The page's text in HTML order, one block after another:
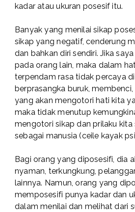
kadar atau ukuran posesif itu.
Banyak yang menilai sikap
sikap yang negatif, cenderung
dan bahkan diri sendiri. Jika
pada orang lain, maka dalam
terpendam rasa tidak percaya
berprasangka buruk,
yang akan mengotori hati kita
maka tidak menutup
mengotori sikap dan prilaku kita
sebagai manusia (ceile kayak
Bagi orang yang diposesifi, dia
nyaman, terkungkung,
lainnya. Namun, orang yang
memposesifi punya kadar dan
dalam menilai dan melihat dari